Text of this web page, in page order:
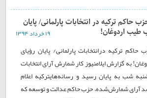
ترکیه در انتخابات پارلمانی/ پایان
طیب‌ اردوغان! ۱۹ خرداد ۱۳۹۴
ترکیه درانتخابات پارلمانی/ پایان رؤیای
به گزارش ایلامنیوز کار شمارش آرای انتخابات
شب به پایان رسید و رسانه‌هایترکیه اعلام
که از 99 درصد آرای شمارش‌شده، حزب حاکم عدالت و توسعه که